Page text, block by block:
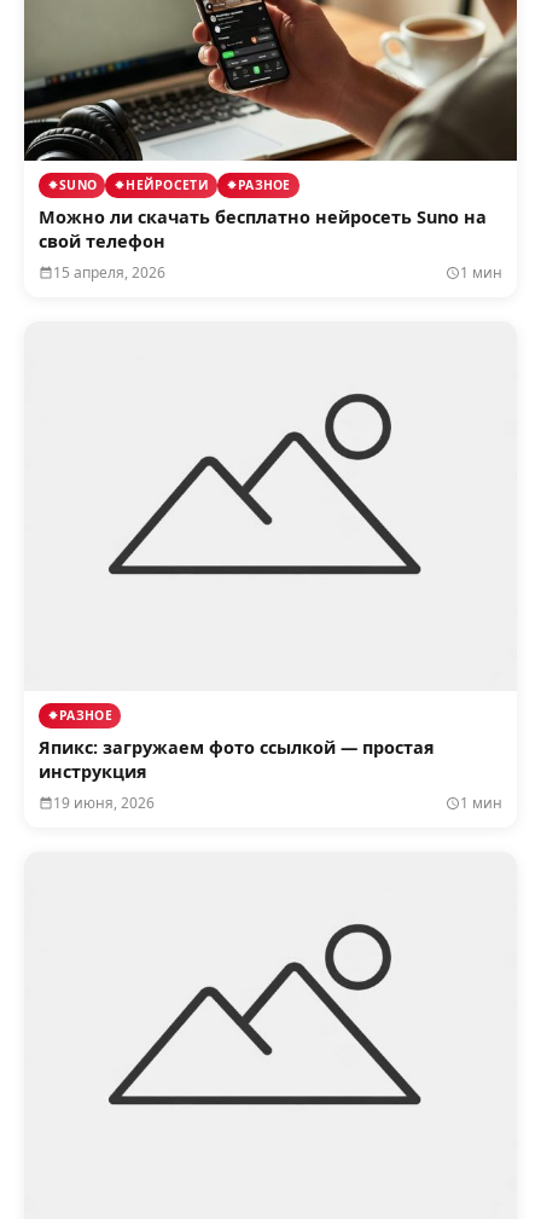
SUNO НЕЙРОСЕТИ РАЗНОЕ
Можно ли скачать бесплатно нейросеть Suno на
свой телефон
15 апреля, 2026 1 мин
РАЗНОЕ
Япикс: загружаем фото ссылкой — простая
инструкция
19 июня, 2026 1 мин